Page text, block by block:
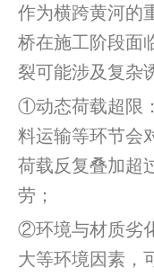
作为横跨黄河的
桥在施工阶段面
裂可能涉及复杂
①动态荷载超限
料运输等环节会
荷载反复叠加超
劳；
②环境与材质劣
大等环境因素，